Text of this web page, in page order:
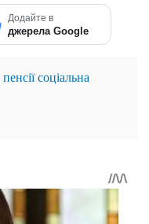
Додайте в
джерела Google
пенсіїсоціальна